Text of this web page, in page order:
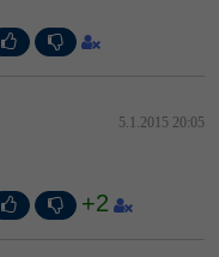
5.1.2015 20:05
+2